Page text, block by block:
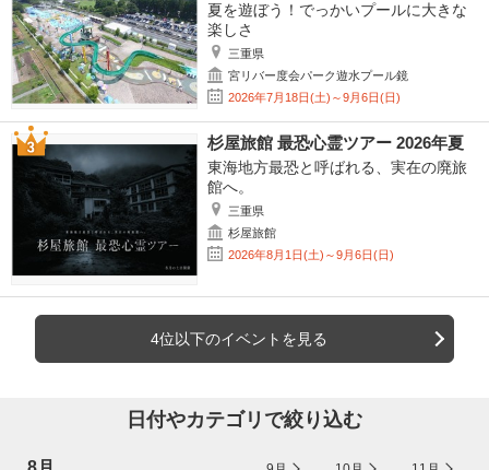
夏を遊ぼう！でっかいプールに大きな
楽しさ
三重県
宮リバー度会パーク遊水プール鏡
2026年7月18日(土)～9月6日(日)
杉屋旅館 最恐心霊ツアー 2026年夏
東海地方最恐と呼ばれる、実在の廃旅
館へ。
三重県
杉屋旅館
2026年8月1日(土)～9月6日(日)
4位以下のイベントを見る
日付やカテゴリで絞り込む